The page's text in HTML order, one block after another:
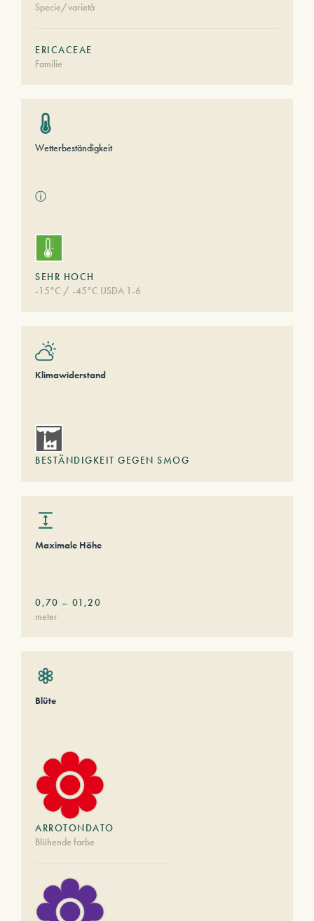
Specie/varietà
ERICACEAE
Familie
Wetterbeständigkeit
ⓘ
SEHR HOCH
-15°C / -45°C USDA 1-6
Klimawiderstand
BESTÄNDIGKEIT GEGEN SMOG
Maximale Höhe
0,70 – 01,20
meter
Blüte
ARROTONDATO
Blühende farbe